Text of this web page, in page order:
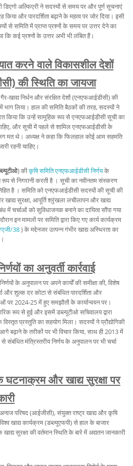
डिएगो अल्फिएरी ने सदस्यों से समय पर और पूर्ण सूचनाएं
और पारदर्शिता बढ़ाने के महत्व पर जोर दिया। इसी
से समिति में प्राप्त प्रश्नों के समय पर उत्तर देने का
कि कई प्रश्नों के उत्तर अभी भी लंबित हैं।
करने वाले विकासशील देशों
की स्थिति का जायजा
खाद्य निर्धन और संरक्षित देशों (एनएफआईडीसी) की
में भाग लिया। हाल की समिति बैठकों की तरह, सदस्यों ने
किया कि उन्हें सामूहिक रूप से एनएफआईडीसी सूची का
और सूची में पहले से शामिल एनएफआईडीसी के
मत थे। अध्यक्ष ने कहा कि फिलहाल कोई आम सहमति
रहनी चाहिए।
) कीकृषि समितिएनएफआईडीसी निर्णयके
रूप से निगरानी करती है । सूची का नवीनतम संस्करण
है । समिति को एनएफआईडीसी सदस्यों की सूची की
खाद्य सुरक्षा, आपूर्ति श्रृंखला लचीलापन और खाद्य
में चर्चाओं को सुविधाजनक बनाने का दायित्व सौंपा गया
इन मामलों पर समिति द्वारा किए गए कार्य कार्यक्रम
38) के मद्देनजर उत्पन्न गंभीर खाद्य अस्थिरता का
का अनुवर्ती कार्रवाई
के अनुपालन पर अपने कार्यों की समीक्षा की, विशेष
और शुल्क दर कोटा से संबंधित पारदर्शिता और
2024-25 में हुए समझौतों के कार्यान्वयन पर।
रूप से हुई और इसमें डब्ल्यूटीओ सचिवालय द्वारा
प्रस्तुति का सहयोग मिला। सदस्यों ने प्रौद्योगिकी
बढ़ाने के तरीकों पर भी विचार किया, साथ ही 2013 में
संबंधित मंत्रिस्तरीय निर्णय के अनुपालन पर भी चर्चा
घटनाक्रम और खाद्य सुरक्षा पर
अनाज परिषद (आईजीसी), संयुक्त राष्ट्र खाद्य और कृषि
खाद्य कार्यक्रम (डब्ल्यूएफपी) से हाल के बाजार
सुरक्षा की वर्तमान स्थिति के बारे में अद्यतन जानकारी